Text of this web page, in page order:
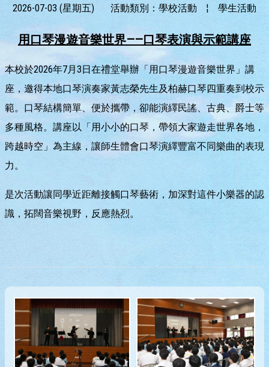
2026-07-03 (星期五) 活動類別：學校活動 ¦ 學生活動
用口琴漫遊音樂世界——口琴表演與示範講座
本校於2026年7月3日在禮堂舉辦「用口琴漫遊音樂世界」講
座，邀得本地口琴演奏家黃志榮先生及柏赫口琴四重奏到校示
範。口琴結構簡單、便於攜帶，卻能演繹民謠、古典、爵士等
多種風格。講座以「用小小的口琴，帶領大家遊走世界各地，
跨越時空」為主線，讓師生體會口琴演繹豐富不同樂曲的表現
力。
是次活動讓同學近距離接觸口琴藝術，加深對這件小樂器的認
識，拓闊音樂視野，反應熱烈。